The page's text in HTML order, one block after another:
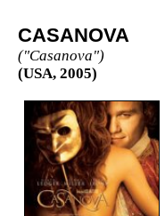
CASANOVA
("Casanova")
(USA, 2005)